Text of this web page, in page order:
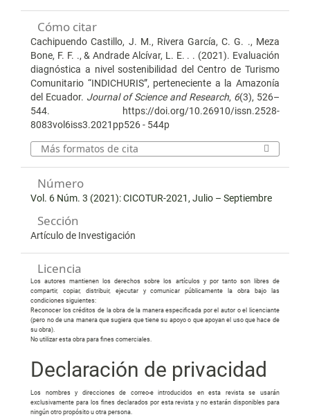
Cómo citar
Cachipuendo Castillo, J. M., Rivera García, C. G. ., Meza
Bone, F. F. ., & Andrade Alcívar, L. E. . . (2021). Evaluación
diagnóstica a nivel sostenibilidad del Centro de Turismo
Comunitario “INDICHURIS”, perteneciente a la Amazonía
del Ecuador. Journal of Science and Research, 6(3), 526–
544. https://doi.org/10.26910/issn.2528-
8083vol6iss3.2021pp526 - 544p
Más formatos de cita
Número
Vol. 6 Núm. 3 (2021): CICOTUR-2021, Julio – Septiembre
Sección
Artículo de Investigación
Licencia
Los autores mantienen los derechos sobre los artículos y por tanto son libres de
compartir, copiar, distribuir, ejecutar y comunicar públicamente la obra bajo las
condiciones siguientes:
Reconocer los créditos de la obra de la manera especificada por el autor o el licenciante
(pero no de una manera que sugiera que tiene su apoyo o que apoyan el uso que hace de
su obra).
No utilizar esta obra para fines comerciales.
Declaración de privacidad
Los nombres y direcciones de correo-e introducidos en esta revista se usarán
exclusivamente para los fines declarados por esta revista y no estarán disponibles para
ningún otro propósito u otra persona.